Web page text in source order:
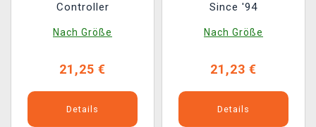
Controller
Nach Größe
21,25 €
Details
Since '94
Nach Größe
21,23 €
Details